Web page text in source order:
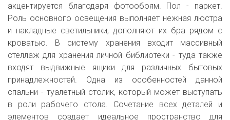
акцентируется благодаря фотообоям. Пол - паркет.
Роль основного освещения выполняет нежная люстра
и накладные светильники, дополняют их бра рядом с
кроватью. В систему хранения входит массивный
стеллаж для хранения личной библиотеки - туда также
входят выдвижные ящики для различных бытовых
принадлежностей. Одна из особенностей данной
спальни - туалетный столик, который может выступать
в роли рабочего стола. Сочетание всех деталей и
элементов создает идеальное пространство для